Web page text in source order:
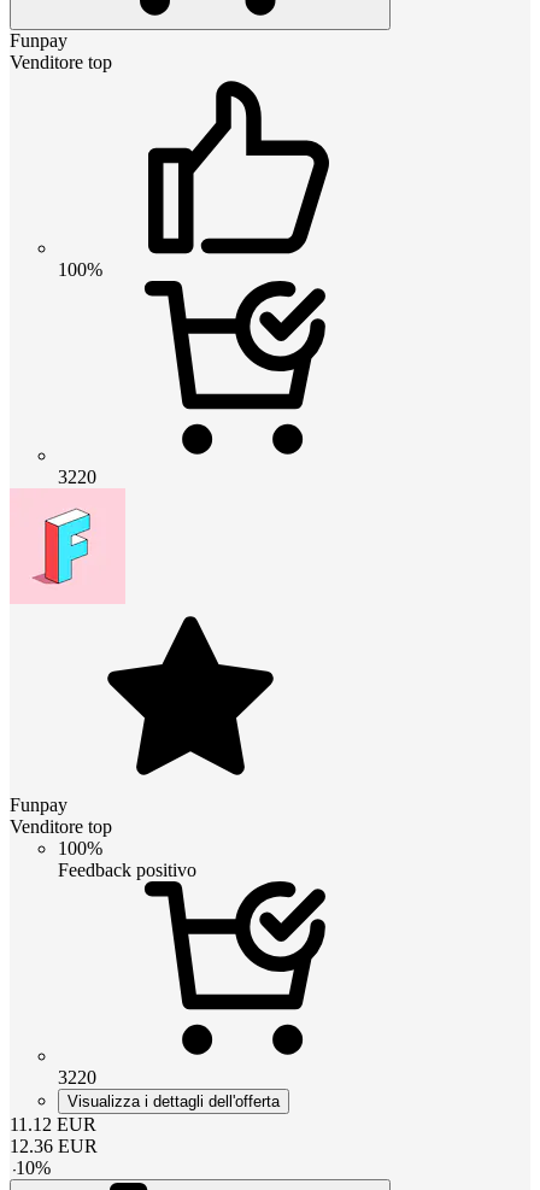
Funpay
Venditore top
100%
3220
Funpay
Venditore top
100%
Feedback positivo
3220
Visualizza i dettagli dell'offerta
11.12 EUR
12.36 EUR
-10%